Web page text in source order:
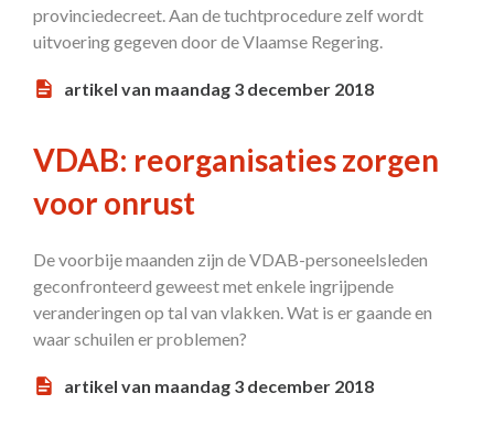
provinciedecreet. Aan de tuchtprocedure zelf wordt
uitvoering gegeven door de Vlaamse Regering.
artikel van maandag 3 december 2018
VDAB: reorganisaties zorgen
voor onrust
De voorbije maanden zijn de VDAB-personeelsleden
geconfronteerd geweest met enkele ingrijpende
veranderingen op tal van vlakken. Wat is er gaande en
waar schuilen er problemen?
artikel van maandag 3 december 2018